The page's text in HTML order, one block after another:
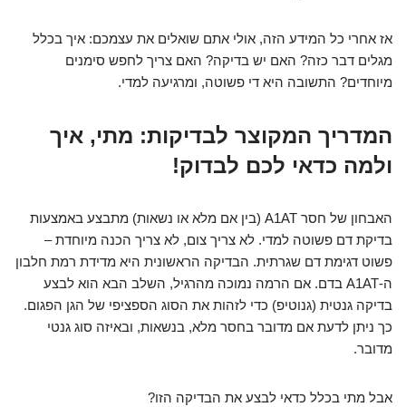
אז אחרי כל המידע הזה, אולי אתם שואלים את עצמכם: איך בכלל
מגלים דבר כזה? האם יש בדיקה? האם צריך לחפש סימנים
מיוחדים? התשובה היא די פשוטה, ומרגיעה למדי.
המדריך המקוצר לבדיקות: מתי, איך
ולמה כדאי לכם לבדוק!
האבחון של חסר A1AT (בין אם מלא או נשאות) מתבצע באמצעות
בדיקת דם פשוטה למדי. לא צריך צום, לא צריך הכנה מיוחדת –
פשוט דגימת דם שגרתית. הבדיקה הראשונית היא מדידת רמת חלבון
ה-A1AT בדם. אם הרמה נמוכה מהרגיל, השלב הבא הוא לבצע
בדיקה גנטית (גנוטיפ) כדי לזהות את הסוג הספציפי של הגן הפגום.
כך ניתן לדעת אם מדובר בחסר מלא, בנשאות, ובאיזה סוג גנטי
מדובר.
אבל מתי בכלל כדאי לבצע את הבדיקה הזו?